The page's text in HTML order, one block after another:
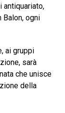
antiquariato,
Balon, ogni
ai gruppi
sarà
che unisce
della